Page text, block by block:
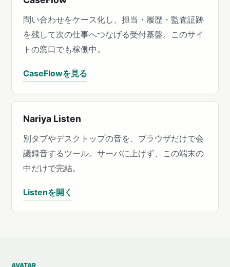
問い合わせをケース化し、担当・履歴・監査証跡
を残して次の仕事へつなげる受付基盤。このサイ
トの窓口でも稼働中。
CaseFlowを見る
Nariya Listen
別タブやデスクトップの音を、ブラウザだけで会
議録音するツール。サーバに上げず、この端末の
中だけで完結。
Listenを開く
AVATAR